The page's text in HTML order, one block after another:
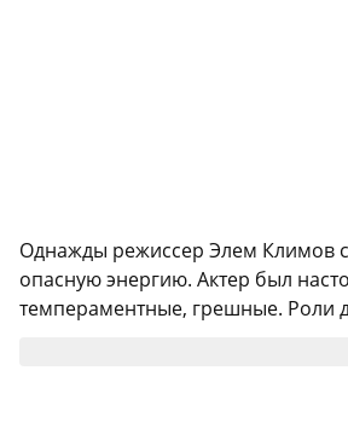
Однажды режиссер Элем Климов
опасную энергию. Актер был
темпераментные, грешные. Роли